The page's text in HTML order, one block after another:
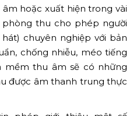
hoặc xuất hiện trong vài
thu cho phép người
chuyên nghiệp với bản
chống nhiễu, méo tiếng
mềm thu âm sẽ có những
được âm thanh trung thực